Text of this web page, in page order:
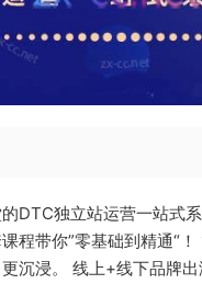
DTC独立站运营一站式
程带你”零基础到精通“
沉浸。 线上+线下品牌